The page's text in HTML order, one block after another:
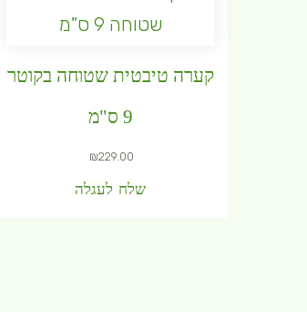
קערה טיבטית שטוחה בקוטר
9 ס"מ
₪229.00
שלח לעגלה